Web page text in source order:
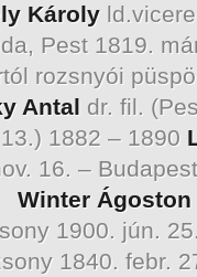
Károly
Pest 1819.
rozsnyói
Antal dr. fil.
1882 – 1890
16. –
Winter Ágoston
1900. jún.
1840. febr.